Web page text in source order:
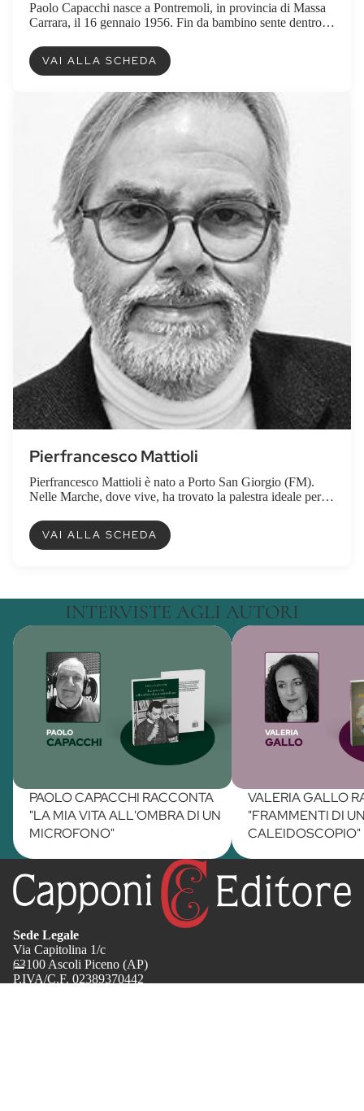
Paolo Capacchi nasce a Pontremoli, in provincia di Massa
Carrara, il 16 gennaio 1956. Fin da bambino sente dentro di
VAI ALLA SCHEDA
Pierfrancesco Mattioli
Pierfrancesco Mattioli è nato a Porto San Giorgio (FM).
Nelle Marche, dove vive, ha trovato la palestra ideale per
VAI ALLA SCHEDA
INTERVISTE AGLI AUTORI
Paolo Capacchi racconta "La mia vita
all'ombra di un microfono"
PAOLO CAPACCHI RACCONTA
"LA MIA VITA ALL'OMBRA DI UN
MICROFONO"
Valeria Gallo racconta
caleidoscopio"
VALERIA GALLO
"FRAMMENTI DI
CALEIDOSCOPIO"
Sede Legale
Via Capitolina 1/c
63100 Ascoli Piceno (AP)
P.IVA/C.F. 02389370442